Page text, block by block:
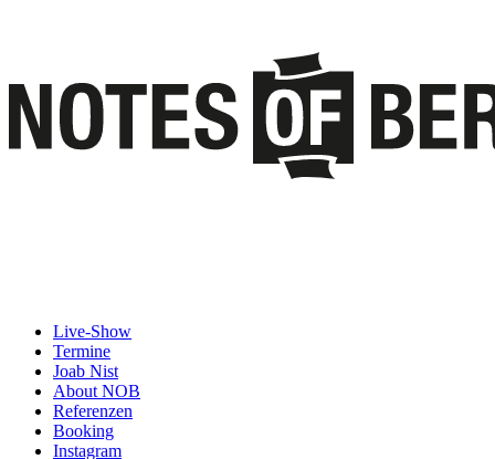
Live-Show
Termine
Joab Nist
About NOB
Referenzen
Booking
Instagram